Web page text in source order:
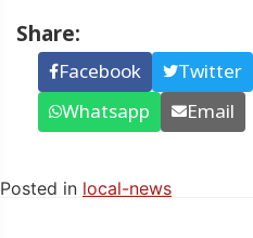
Share:
Facebook Twitter
Whatsapp
Email
Posted in local-news